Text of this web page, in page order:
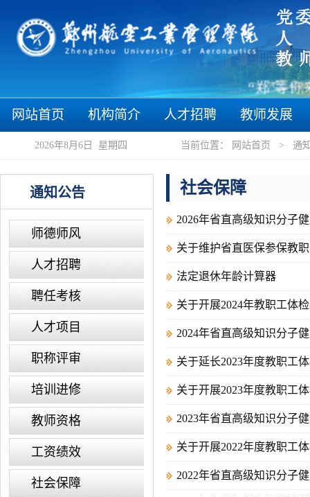
“郑”等你
网站首页 机构简介 人才招聘 教师发展
2026年8月6日 星期四 当前位置： 网站首页 > 通
通知公告
师德师风
人才招聘
聘任考核
人才项目
职称评审
培训进修
教师资格
工资绩效
社会保障
社会保障
2026年省直高级知识分子
关于维护省直医保参保教
法定退休年龄计算器
关于开展2024年教职工体
2024年省直高级知识分子
关于延长2023年度教职工
关于开展2023年度教职工
2023年省直高级知识分子
关于开展2022年度教职工
2022年省直高级知识分子